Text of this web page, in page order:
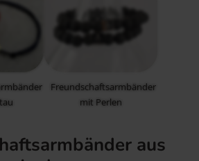
Freundschaftsarmbänder
mit Perlen
aus